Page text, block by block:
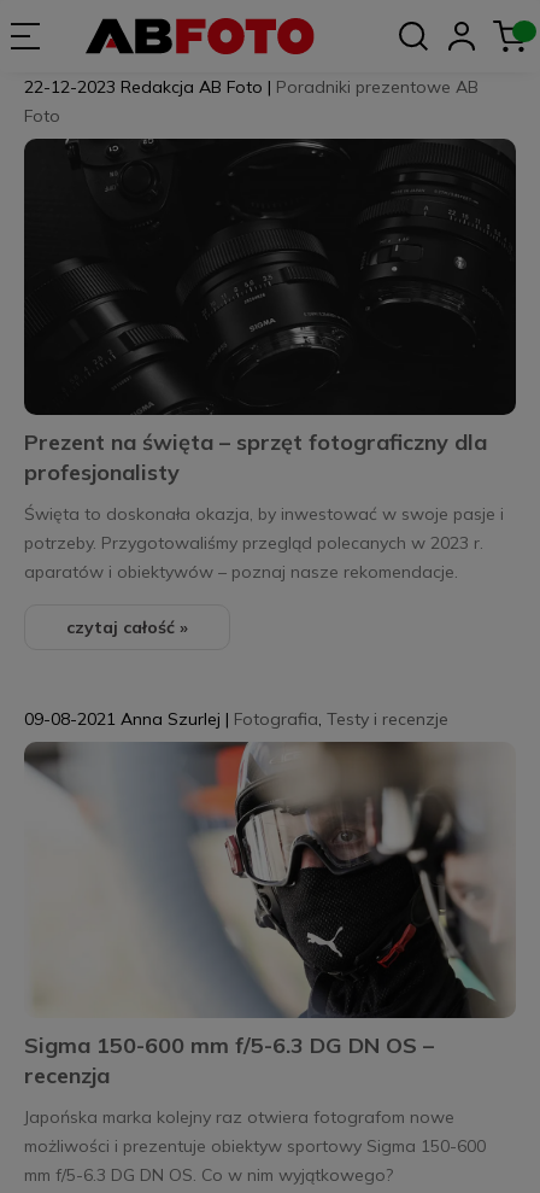
Prezent na święta – sprzęt fotograficzny dla
profesjonalisty
22-12-2023 Redakcja AB Foto | Poradniki prezentowe AB
Foto
Święta to doskonała okazja, by inwestować w swoje pasje i
potrzeby. Przygotowaliśmy przegląd polecanych w 2023 r.
aparatów i obiektywów – poznaj nasze rekomendacje.
czytaj całość »
Sigma 150-600 mm f/5-6.3 DG DN OS –
recenzja
09-08-2021 Anna Szurlej | Fotografia, Testy i recenzje
Japońska marka kolejny raz otwiera fotografom nowe
możliwości i prezentuje obiektyw sportowy Sigma 150-600
mm f/5-6.3 DG DN OS. Co w nim wyjątkowego?